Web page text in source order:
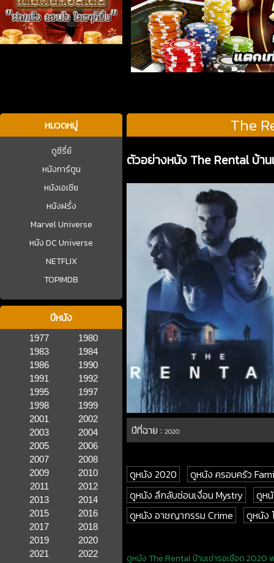
หมวดหมู่
ดูซีรี่ย์
หนังการ์ตูน
หนังเอเชีย
หนังฝรั่ง
Marvel Universe
หนัง DC Universe
NETFLIX
TOPIMDB
ปีหนัง
1977
1980
1983
1984
1986
1990
1991
1992
1995
1997
1998
1999
2001
2002
2003
2004
2005
2006
2007
2008
2009
2010
2011
2012
2013
2014
2015
2016
2017
2018
2019
2020
2021
2022
The
ตัวอย่างหนัง The Rental บ้า
ปีที่ฉาย :2020
ดูหนัง 2020
ดูหนัง ครอบครัว
ดูหนัง ลึกลับซ่อนเงื่อน Mystry
ดูห
ดูหนัง อาชญากรรม Crime
ดูหนัง
ดูหนัง The Rental บ้านเช่ารอเชือด 2020